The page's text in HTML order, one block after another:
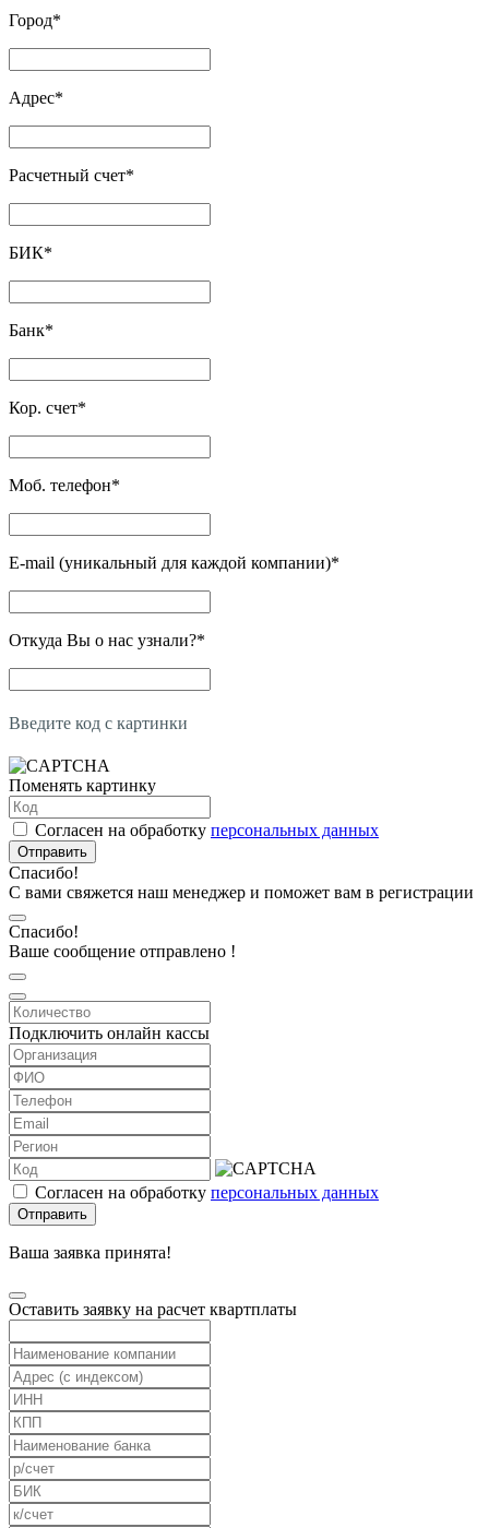
Город*
Адрес*
Расчетный счет*
БИК*
Банк*
Кор. счет*
Моб. телефон*
E-mail (уникальный для каждой компании)*
Откуда Вы о нас узнали?*
Введите код с картинки
Поменять картинку
Согласен на обработку персональных данных
Отправить
Спасибо!
С вами свяжется наш менеджер и поможет вам в регистрации
Спасибо!
Ваше сообщение отправлено !
Подключить онлайн кассы
Согласен на обработку персональных данных
Отправить
Ваша заявка принята!
Оставить заявку на расчет квартплаты